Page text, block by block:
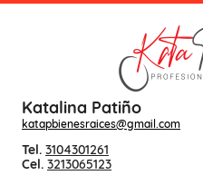
Katalina Patiño
katapbienesraices@gmail.com
Tel. 3104301261
Cel. 3213065123